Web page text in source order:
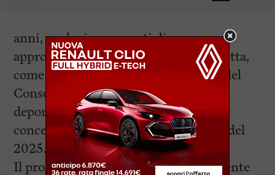
anni, anche in momenti di
approfondimento e di esperienza diretta,
come il pellegrinaggio degli studenti del
Conservatorio nei luoghi della
deportazione e dei campi di
concentramento, svoltosi nel maggio del
2025.
Il programma del concerto è interamente